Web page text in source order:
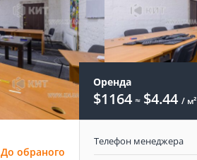
До обраного
Оренда
$1164 ≈ $4.44/ м²
Телефон менеджера